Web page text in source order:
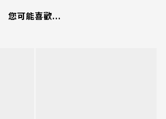
您可能喜歡...